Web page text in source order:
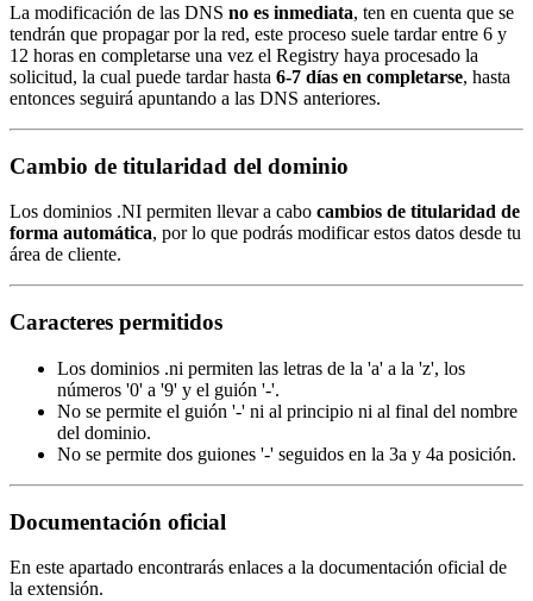
La modificación de las DNS no es inmediata, ten en cuenta que se
tendrán que propagar por la red, este proceso suele tardar entre 6 y
12 horas en completarse una vez el Registry haya procesado la
solicitud, la cual puede tardar hasta 6-7 días en completarse, hasta
entonces seguirá apuntando a las DNS anteriores.
Cambio de titularidad del dominio
Los dominios .NI permiten llevar a cabo cambios de titularidad de
forma automática, por lo que podrás modificar estos datos desde tu
área de cliente.
Caracteres permitidos
Los dominios .ni permiten las letras de la 'a' a la 'z', los
números '0' a '9' y el guión '-'.
No se permite el guión '-' ni al principio ni al final del nombre
del dominio.
No se permite dos guiones '-' seguidos en la 3a y 4a posición.
Documentación oficial
En este apartado encontrarás enlaces a la documentación oficial de
la extensión.